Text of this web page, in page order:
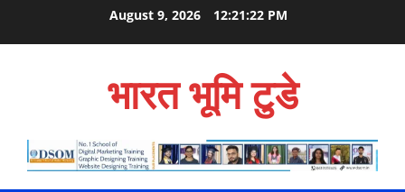
August 9, 2026 12:21:23 PM
भारत भूमि टुडे